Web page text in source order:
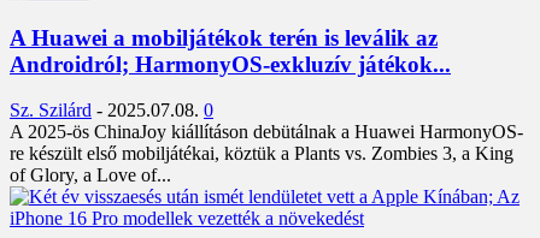
A Huawei a mobiljátékok terén is leválik az
Androidról; HarmonyOS-exkluzív játékok...
Sz. Szilárd - 2025.07.08. 0
A 2025-ös ChinaJoy kiállításon debütálnak a Huawei HarmonyOS-
re készült első mobiljátékai, köztük a Plants vs. Zombies 3, a King
of Glory, a Love of...